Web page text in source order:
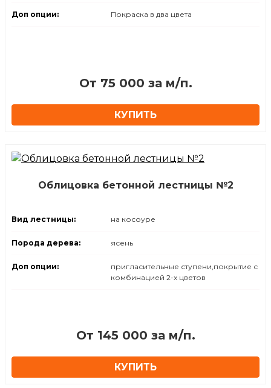
Доп опции: Покраска в два цвета
От 75 000 за м/п.
КУПИТЬ
Облицовка бетонной лестницы №2
Вид лестницы: на косоуре
Порода дерева: ясень
Доп опции:
пригласительные ступени,покрытие с
комбинацией 2-х цветов
⁠От 145 000 за м/п.
КУПИТЬ